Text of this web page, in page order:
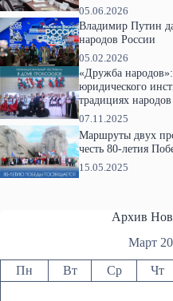
05.06.2026
Владимир Путин
народов России
05.02.2026
«Дружба
юридического
традициях
07.11.2025
Маршруты двух
честь 80-летия
15.05.2025
Архив
Март
Пн Вт Ср Чт